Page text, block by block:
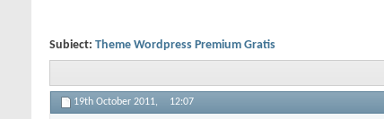
Subiect: Theme Wordpress Premium Gratis
19th October 2011, 12:07